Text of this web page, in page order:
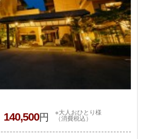
140,500円
※大人おひとり様
（消費税込）